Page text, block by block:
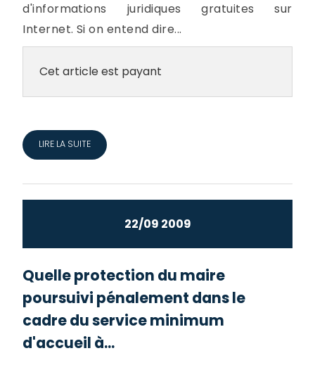
d'informations juridiques gratuites sur
Internet. Si on entend dire...
Cet article est payant
LIRE LA SUITE
22/09 2009
Quelle protection du maire
poursuivi pénalement dans le
cadre du service minimum
d'accueil à...